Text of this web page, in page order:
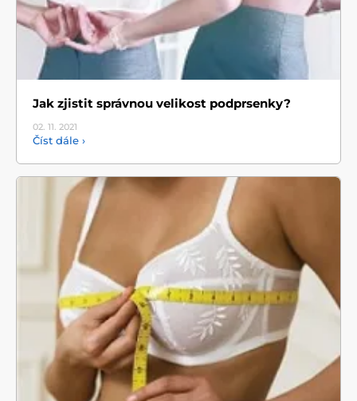
Jak zjistit správnou velikost podprsenky?
02. 11. 2021
Číst dále ›